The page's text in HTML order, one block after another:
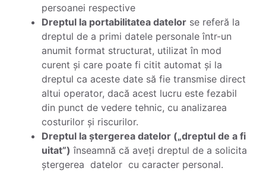
persoanei respective
Dreptul la portabilitatea datelor se referă la
dreptul de a primi datele personale într-un
anumit format structurat, utilizat în mod
curent și care poate fi citit automat și la
dreptul ca aceste date să fie transmise direct
altui operator, dacă acest lucru este fezabil
din punct de vedere tehnic, cu analizarea
costurilor și riscurilor.
Dreptul la ștergerea datelor („dreptul de a fi
uitat”) înseamnă că aveți dreptul de a solicita
ștergerea datelor cu caracter personal.